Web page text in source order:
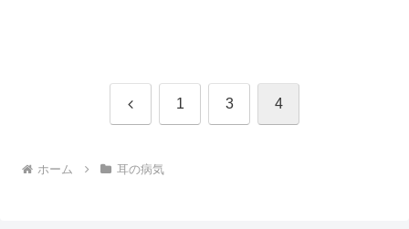
前 1 3 4
ホーム 耳の病気